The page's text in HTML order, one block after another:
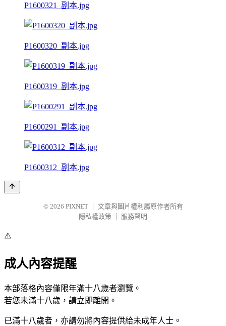
P1600321_副本.jpg
P1600320_副本.jpg
P1600319_副本.jpg
P1600291_副本.jpg
P1600312_副本.jpg
© 2026 PIXNET
文章與圖片權利屬原作者所有
隱私權政策
服務聲明
⚠️
成人內容提醒
本部落格內容僅限年滿十八歲者瀏覽。
若您未滿十八歲，請立即離開。
已滿十八歲者，亦請勿將內容提供給未成年人士。